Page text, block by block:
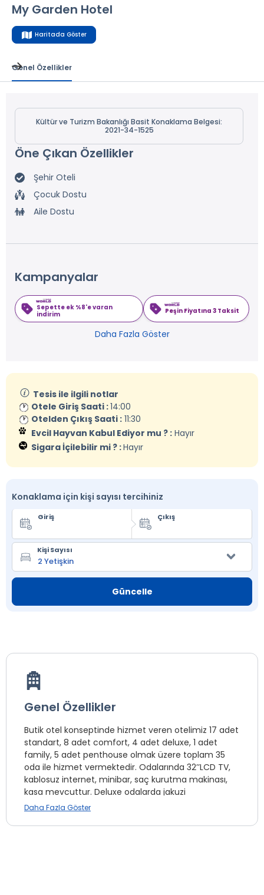
My Garden Hotel
Haritada Göster
Genel Özellikler
Kültür ve Turizm Bakanlığı Basit Konaklama Belgesi:
2021-34-1525
Öne Çıkan Özellikler
Şehir Oteli
Çocuk Dostu
Aile Dostu
Kampanyalar
Sepette ek %8'e varan
indirim
Peşin Fiyatına 3 Taksit
Daha Fazla Göster
Tesis ile ilgili notlar
Otele Giriş Saati :14:00
Otelden Çıkış Saati : 11:30
Evcil Hayvan Kabul Ediyor mu ? : Hayır
Sigara İçilebilir mi ? :Hayır
Konaklama için kişi sayısı tercihiniz
Giriş Çıkış
Kişi Sayısı
Güncelle
Genel Özellikler
Butik otel konseptinde hizmet veren otelimiz 17 adet
standart, 8 adet comfort, 4 adet deluxe, 1 adet
family, 5 adet penthouse olmak üzere toplam 35
oda ile hizmet vermektedir. Odalarında 32’’LCD TV,
kablosuz internet, minibar, saç kurutma makinası,
kasa mevcuttur. Deluxe odalarda jakuzi
bulunmaktadır. Otelin tüm alanlarında kablosuz
Otel şehrin merkezinde, otoban bağlantı yollarına 2
Daha Fazla Göster